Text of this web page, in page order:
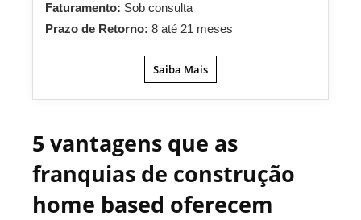
Faturamento: Sob consulta
Prazo de Retorno: 8 até 21 meses
Saiba Mais
5 vantagens que as
franquias de construção
home based oferecem